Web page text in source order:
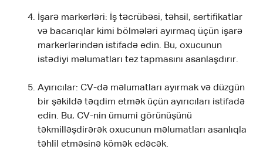
İşarə markerləri: İş təcrübəsi, təhsil, sertifikatlar
və bacarıqlar kimi bölmələri ayırmaq üçün işarə
markerlərindən istifadə edin. Bu, oxucunun
istədiyi məlumatları tez tapmasını asanlaşdırır.
Ayırıcılar: CV-də məlumatları ayırmak və düzgün
bir şəkildə təqdim etmək üçün ayırıcıları istifadə
edin. Bu, CV-nin ümumi görünüşünü
təkmilləşdirərək oxucunun məlumatları asanlıqla
təhlil etməsinə kömək edəcək.